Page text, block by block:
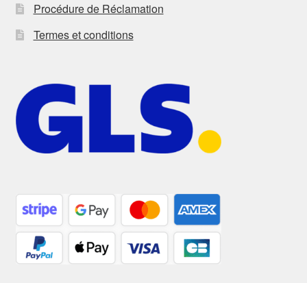
Procédure de Réclamation
Termes et conditions